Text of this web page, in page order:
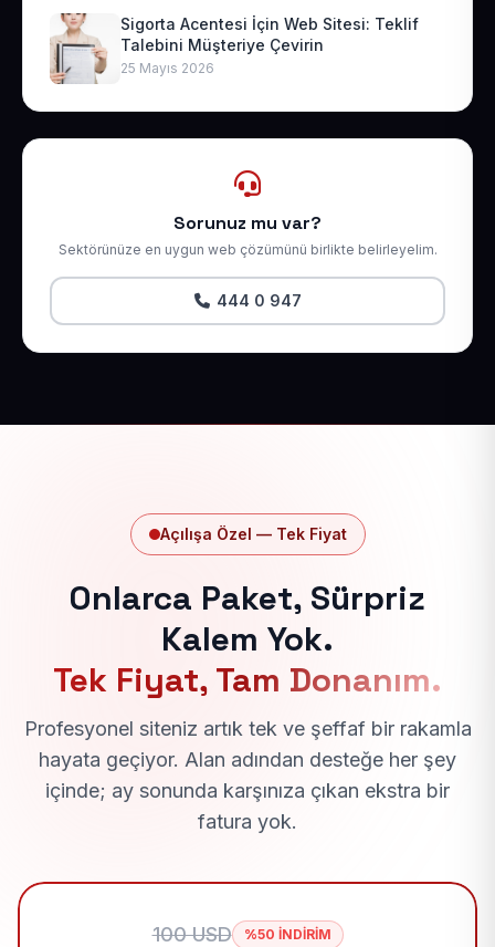
Sigorta Acentesi İçin Web Sitesi: Teklif
Talebini Müşteriye Çevirin
25 Mayıs 2026
Sorunuz mu var?
Sektörünüze en uygun web çözümünü birlikte belirleyelim.
444 0 947
Açılışa Özel — Tek Fiyat
Onlarca Paket, Sürpriz
Kalem Yok.
Tek Fiyat, Tam Donanım.
Profesyonel siteniz artık tek ve şeffaf bir rakamla
hayata geçiyor. Alan adından desteğe her şey
içinde; ay sonunda karşınıza çıkan ekstra bir
fatura yok.
100 USD %50 İNDİRİM